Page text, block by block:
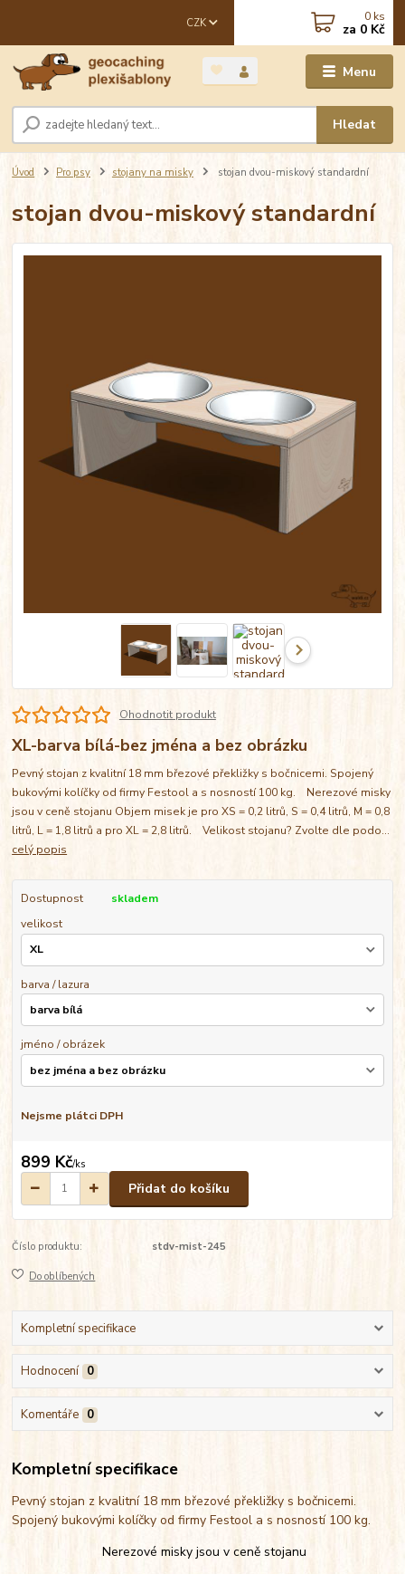
Menu
CZK
Hledat
0 ks
za 0 Kč
Úvod Pro psy stojany na misky stojan dvou-miskový standardní
stojan dvou-miskový standardní
Ohodnotit produkt
XL-barva bílá-bez jména a bez obrázku
Pevný stojan z kvalitní 18 mm březové překližky s bočnicemi. Spojený
bukovými kolíčky od firmy Festool a s nosností 100 kg. Nerezové misky
jsou v ceně stojanu Objem misek je pro XS = 0,2 litrů, S = 0,4 litrů, M = 0,8
litrů, L = 1,8 litrů a pro XL = 2,8 litrů. Velikost stojanu? Zvolte dle podo...
celý popis
Dostupnost
skladem
velikost
barva / lazura
jméno / obrázek
Nejsme plátci DPH
899 Kč/ks
Přidat do košíku
Číslo produktu: stdv-mist-245
Do oblíbených
Kompletní specifikace
Hodnocení 0
Komentáře 0
Kompletní specifikace
Pevný stojan z kvalitní 18 mm březové překližky s bočnicemi.
Spojený bukovými kolíčky od firmy Festool a s nosností 100 kg.
Nerezové misky jsou v ceně stojanu